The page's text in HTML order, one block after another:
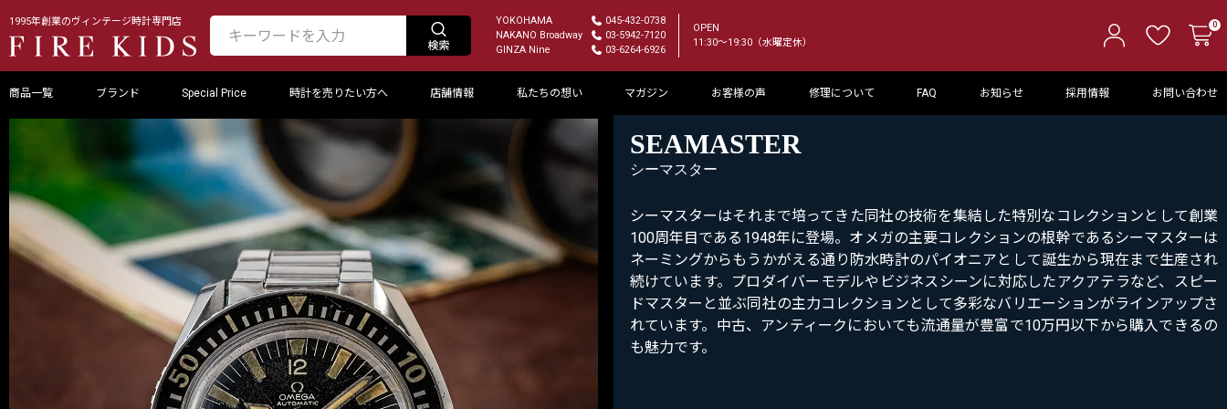
1995年創業のヴィンテージ時計専門店 YOKOHAMA
045-432-0738
NAKANO Broadway
03-5942-7120
GINZA Nine
03-6264-6926
OPEN
11:30～19:30（水曜定休）
0
商品一覧 ブランド Special Price 時計を売りたい方へ 店舗情報 私たちの想い マガジン お客様の声 修理について FAQ お知らせ 採用情報 お問い合わせ
SEAMASTER
シーマスター
シーマスターはそれまで培ってきた同社の技術を集結した特別なコレクションとして創業
100周年目である1948年に登場。オメガの主要コレクションの根幹であるシーマスターは
ネーミングからもうかがえる通り防水時計のパイオニアとして誕生から現在まで生産され
続けています。プロダイバーモデルやビジネスシーンに対応したアクアテラなど、スピー
ドマスターと並ぶ同社の主力コレクションとして多彩なバリエーションがラインアップさ
れています。中古、アンティークにおいても流通量が豊富で10万円以下から購入できるの
も魅力です。